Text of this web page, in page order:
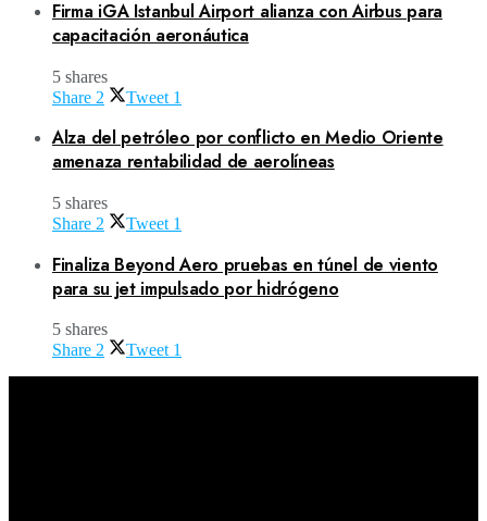
Firma iGA Istanbul Airport alianza con Airbus para
capacitación aeronáutica
5 shares
Share 2 Tweet 1
Alza del petróleo por conflicto en Medio Oriente
amenaza rentabilidad de aerolíneas
5 shares
Share 2 Tweet 1
Finaliza Beyond Aero pruebas en túnel de viento
para su jet impulsado por hidrógeno
5 shares
Share 2 Tweet 1